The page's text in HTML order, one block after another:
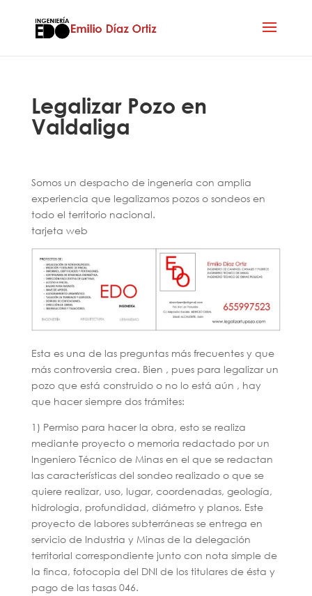
Legalizar Pozo en
Valdaliga
Somos un despacho de ingenería con amplia
experiencia que legalizamos pozos o sondeos en
todo el territorio nacional.
tarjeta web
Esta es una de las preguntas más frecuentes y que
más controversia crea. Bien , pues para legalizar un
pozo que está construido o no lo está aún , hay
que hacer siempre dos trámites:
1) Permiso para hacer la obra, esto se realiza
mediante proyecto o memoria redactado por un
Ingeniero Técnico de Minas en el que se redactan
las características del sondeo realizado o que se
quiere realizar, uso, lugar, coordenadas, geología,
hidrologia, profundidad, diámetro y planos. Este
proyecto de labores subterráneas se entrega en
servicio de Industria y Minas de la delegación
territorial correspondiente junto con nota simple de
la finca, fotocopia del DNI de los titulares de ésta y
pago de las tasas 046.